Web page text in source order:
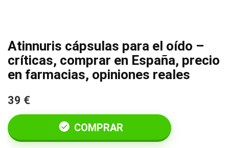
Atinnuris cápsulas para el oído –
críticas, comprar en España, precio
en farmacias, opiniones reales
39 €
COMPRAR